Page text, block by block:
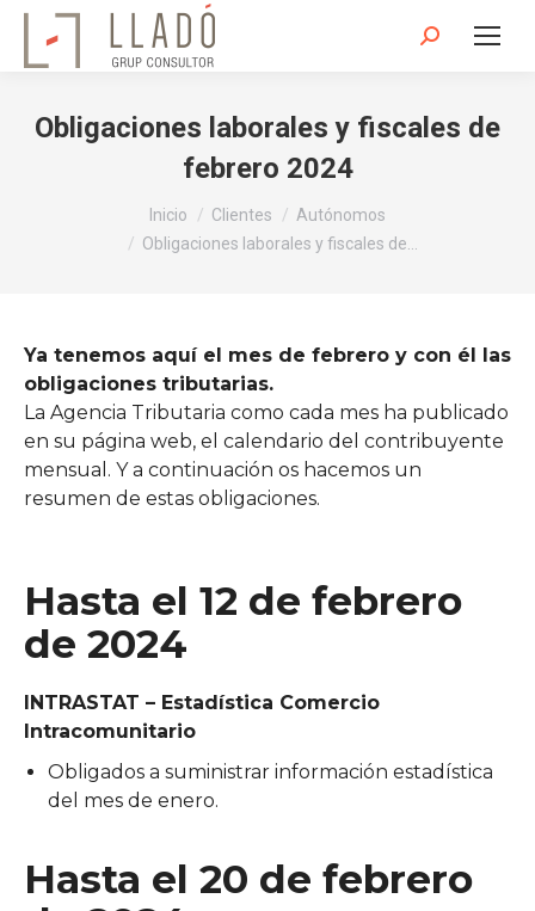
Buscar:
Obligaciones laborales y fiscales de
febrero 2024
Inicio Clientes
Autónomos
Obligaciones laborales y fiscales de…
Ya tenemos aquí el mes de febrero y con él las
obligaciones tributarias.
La Agencia Tributaria como cada mes ha publicado
en su página web, el calendario del contribuyente
mensual. Y a continuación os hacemos un
resumen de estas obligaciones.
Hasta el 12 de febrero
de 2024
INTRASTAT – Estadística Comercio
Intracomunitario
Obligados a suministrar información estadística
del mes de enero.
Hasta el 20 de febrero